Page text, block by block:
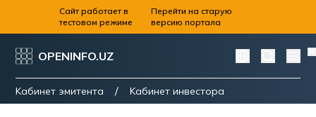
Сайт работает в
тестовом режиме
Перейти на старую
версию портала
OPENINFO.UZ
Kабинет эмитента / Kабинет инвестора